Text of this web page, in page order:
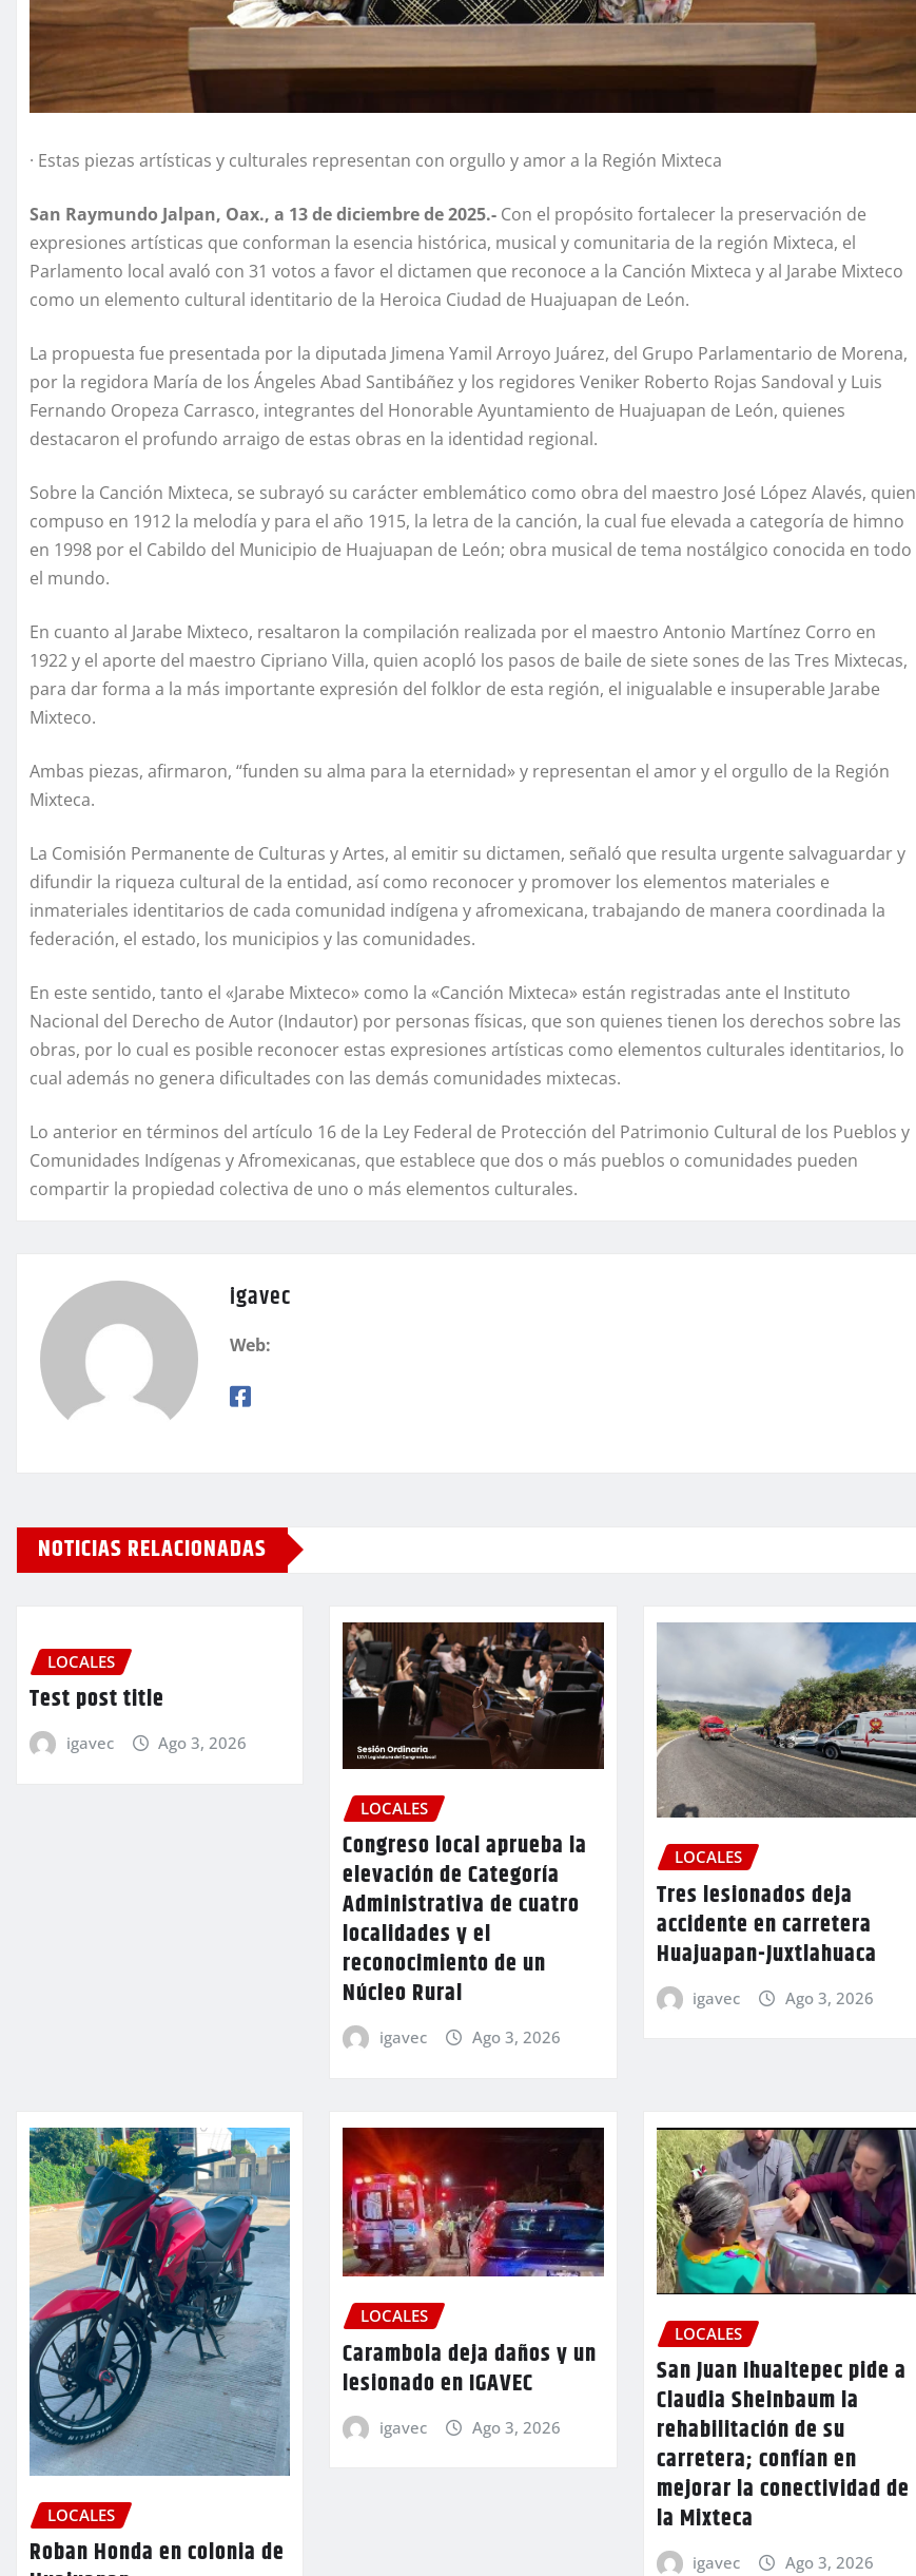
· Estas piezas artísticas y culturales representan con orgullo y amor a la Región Mixteca
San Raymundo Jalpan, Oax., a 13 de diciembre de 2025.- Con el propósito fortalecer la preservación de
expresiones artísticas que conforman la esencia histórica, musical y comunitaria de la región Mixteca, el
Parlamento local avaló con 31 votos a favor el dictamen que reconoce a la Canción Mixteca y al Jarabe Mixteco
como un elemento cultural identitario de la Heroica Ciudad de Huajuapan de León.
La propuesta fue presentada por la diputada Jimena Yamil Arroyo Juárez, del Grupo Parlamentario de Morena,
por la regidora María de los Ángeles Abad Santibáñez y los regidores Veniker Roberto Rojas Sandoval y Luis
Fernando Oropeza Carrasco, integrantes del Honorable Ayuntamiento de Huajuapan de León, quienes
destacaron el profundo arraigo de estas obras en la identidad regional.
Sobre la Canción Mixteca, se subrayó su carácter emblemático como obra del maestro José López Alavés, quien
compuso en 1912 la melodía y para el año 1915, la letra de la canción, la cual fue elevada a categoría de himno
en 1998 por el Cabildo del Municipio de Huajuapan de León; obra musical de tema nostálgico conocida en todo
el mundo.
En cuanto al Jarabe Mixteco, resaltaron la compilación realizada por el maestro Antonio Martínez Corro en
1922 y el aporte del maestro Cipriano Villa, quien acopló los pasos de baile de siete sones de las Tres Mixtecas,
para dar forma a la más importante expresión del folklor de esta región, el inigualable e insuperable Jarabe
Mixteco.
Ambas piezas, afirmaron, “funden su alma para la eternidad» y representan el amor y el orgullo de la Región
Mixteca.
La Comisión Permanente de Culturas y Artes, al emitir su dictamen, señaló que resulta urgente salvaguardar y
difundir la riqueza cultural de la entidad, así como reconocer y promover los elementos materiales e
inmateriales identitarios de cada comunidad indígena y afromexicana, trabajando de manera coordinada la
federación, el estado, los municipios y las comunidades.
En este sentido, tanto el «Jarabe Mixteco» como la «Canción Mixteca» están registradas ante el Instituto
Nacional del Derecho de Autor (Indautor) por personas físicas, que son quienes tienen los derechos sobre las
obras, por lo cual es posible reconocer estas expresiones artísticas como elementos culturales identitarios, lo
cual además no genera dificultades con las demás comunidades mixtecas.
Lo anterior en términos del artículo 16 de la Ley Federal de Protección del Patrimonio Cultural de los Pueblos y
Comunidades Indígenas y Afromexicanas, que establece que dos o más pueblos o comunidades pueden
compartir la propiedad colectiva de uno o más elementos culturales.
igavec
Web:
NOTICIAS RELACIONADAS
LOCALES
Test post title
igavec Ago 3, 2026
LOCALES
Congreso local aprueba la
elevación de Categoría
Administrativa de cuatro
localidades y el
reconocimiento de un
Núcleo Rural
igavec Ago 3, 2026
LOCALES
Tres lesionados deja
accidente en carretera
Huajuapan-Juxtlahuaca
igavec Ago 3, 2026
LOCALES
Roban Honda en colonia de
LOCALES
Carambola deja daños y un
lesionado en IGAVEC
igavec Ago 3, 2026
LOCALES
San Juan Ihualtepec pide a
Claudia Sheinbaum la
rehabilitación de su
carretera; confían en
mejorar la conectividad de
la Mixteca
igavec Ago 3, 2026